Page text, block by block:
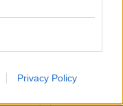
Privacy Policy
Περιφέρειες
σύμβουλος